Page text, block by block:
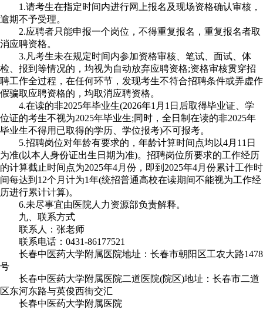
1.请考生在指定时间内进行网上报名及现场资格确认审核，
逾期不予受理。
2.应聘者只能申报一个岗位，不得重复报名，重复报名者取
消应聘资格。
3.凡考生未在规定时间内参加资格审核、笔试、面试、体
检、报到等情况的，均视为自动放弃应聘资格;资格审核贯穿招
聘工作全过程，在任何环节，发现考生不符合招聘条件或弄虚作
假骗取应聘资格的，均取消应聘资格。
4.在读的非2025年毕业生(2026年1月1日后取得毕业证、学
位证的考生不视为2025年毕业生;同时，全日制在读的非2025年
毕业生不得用已取得的学历、学位报考)不可报考。
5.招聘岗位对年龄有要求的，年龄计算时间点均以4月11日
为准(以本人身份证出生日期为准)。招聘岗位所要求的工作经历
的计算截止时间点为2025年4月份，即到2025年4月份累计工作时
间每达到12个月计为1年(统招普通高校在读期间不能视为工作经
历进行累计计算)。
6.未尽事宜由医院人力资源部负责解释。
九、联系方式
联系人：张老师
联系电话：0431-86177521
长春中医药大学附属医院地址：长春市朝阳区工农大路1478
号
长春中医药大学附属医院二道医院(院区)地址：长春市二道
区东河东路与英俊西街交汇
长春中医药大学附属医院